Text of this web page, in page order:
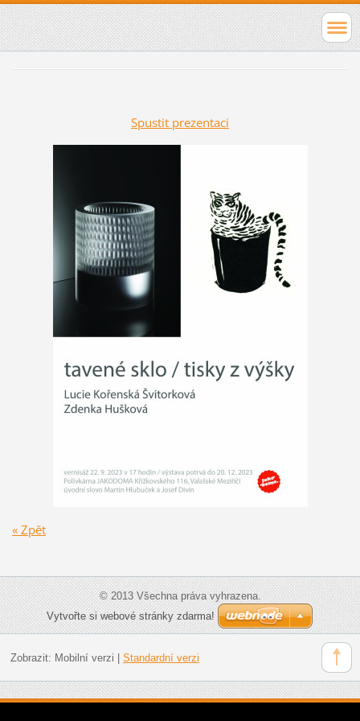
Spustit prezentaci
« Zpět
© 2013 Všechna práva vyhrazena.
Vytvořte si webové stránky zdarma!
Zobrazit: Mobilní verzi Standardní verzi